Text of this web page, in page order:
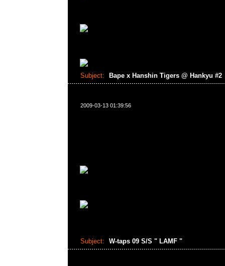
Subject: Bape x Hanshin Tigers @ Hankyu #2
2009-03-13 01:39:56
Subject: W-taps 09 S/S " LAMF "